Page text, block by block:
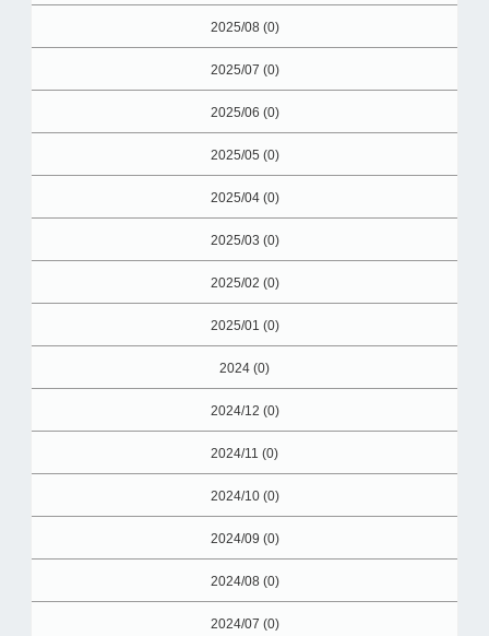
2025/08 (0)
2025/07 (0)
2025/06 (0)
2025/05 (0)
2025/04 (0)
2025/03 (0)
2025/02 (0)
2025/01 (0)
2024 (0)
2024/12 (0)
2024/11 (0)
2024/10 (0)
2024/09 (0)
2024/08 (0)
2024/07 (0)